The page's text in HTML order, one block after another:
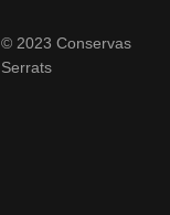
© 2023 Conservas
Serrats